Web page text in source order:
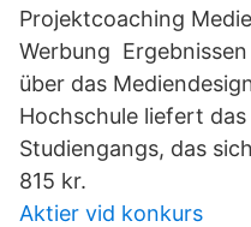
Projektcoaching
Werbung
über das
Hochschule liefert
Studiengangs, das
815 kr.
Aktier vid konkurs